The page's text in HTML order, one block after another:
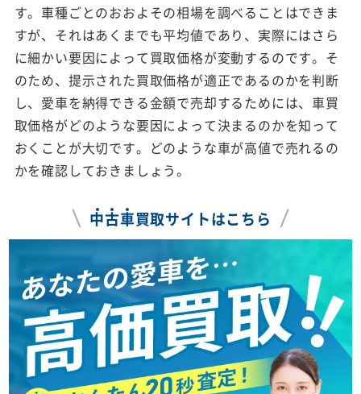
す。車種ごとのおおよその相場を調べることはできま
すが、それはあくまでも平均値であり、実際にはさら
に細かい要因によって買取価格が変動するのです。そ
のため、提示された買取価格が適正であるのかを判断
し、愛車を納得できる金額で売却するためには、車買
取価格がどのような要因によって決まるのかを知って
おくことが大切です。どのような車が高値で売れるの
かを確認しておきましょう。
中古車買取サイトはこちら